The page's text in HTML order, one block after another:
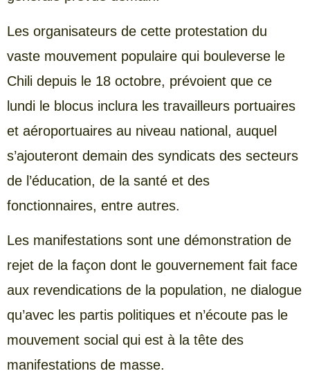
Les organisateurs de cette protestation du
vaste mouvement populaire qui bouleverse le
Chili depuis le 18 octobre, prévoient que ce
lundi le blocus inclura les travailleurs portuaires
et aéroportuaires au niveau national, auquel
s’ajouteront demain des syndicats des secteurs
de l’éducation, de la santé et des
fonctionnaires, entre autres.
Les manifestations sont une démonstration de
rejet de la façon dont le gouvernement fait face
aux revendications de la population, ne dialogue
qu’avec les partis politiques et n’écoute pas le
mouvement social qui est à la tête des
manifestations de masse.